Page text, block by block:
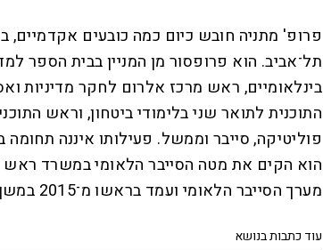
פרופ' מתניה חובש כיום כמה כובעים אקדמיים,
תל־אביב. הוא פרופסור מן המניין בבית הספר
בינלאומיים, ראש מרכז אלרום לחקר מדיניות
התוכנית לתואר שני בלימודי ביטחון, וראש
הוא הקים את מטה הסייבר הלאומי במשרד
מערך הסייבר הלאומי ועמד בראשו מ־2015 במשך שלוש שנים.
עוד כתבות בנושא